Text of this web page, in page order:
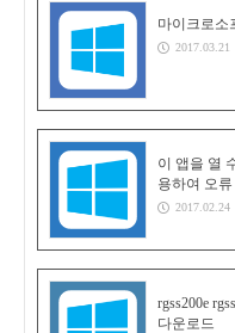
마이크로소
2017.03.21
이 앱을 열
용하여 오
2017.02.24
rgss200e
다운로드